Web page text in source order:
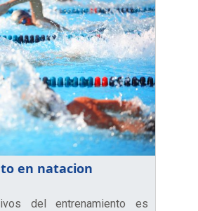
en natacion
del entrenamiento es